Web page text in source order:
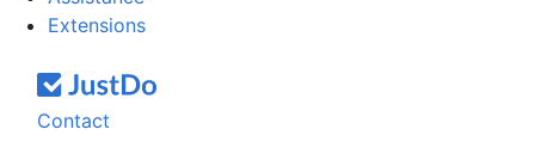
Extensions
Contact